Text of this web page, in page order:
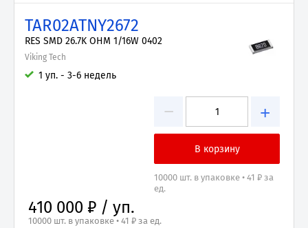
TAR02ATNY2672
RES SMD 26.7K OHM 1/16W 0402
Viking Tech
1 уп. - 3-6 недель
− +
10000 шт. в упаковке • 41 ₽ за
ед.
410 000 ₽ / уп.
10000 шт. в упаковке • 41 ₽ за ед.